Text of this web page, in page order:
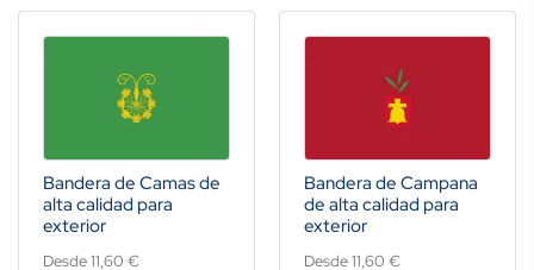
Bandera de Camas de
alta calidad para
exterior
Desde 11,60 €
Bandera de Campana
de alta calidad para
exterior
Desde 11,60 €